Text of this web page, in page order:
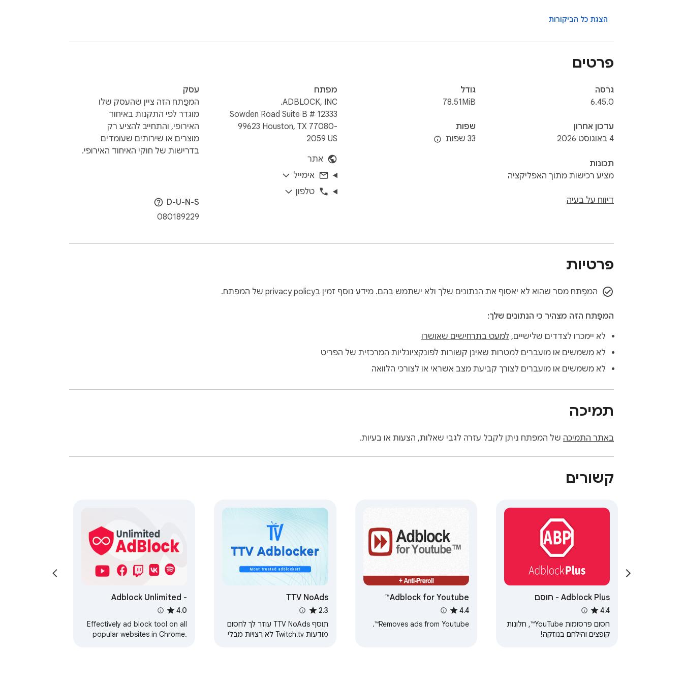
AdBlock for Chrome works automatically. Just click "Add to Chrome," then visit your favorite website and see the ads disappear! Choose to continue
AdBlock participates in the Acceptable Ads program, so unobtrusive ads are not blocked by default in order to support websites. We believe users
* The notice you see about having access to your history and website data is automatically generated because AdBlock runs on every tab. But it does
NOT actually monitor your browsing history or require your personal information to work properly.
הצגת כל הביקורות
פרטים
גרסה
6.45.0
עדכון אחרון
4 באוגוסט 2026
תכונות
מציע רכישות מתוך האפליקציה
דיווח על בעיה
גודל
78.51MiB
שפות
33 שפות
מפתח
ADBLOCK, INC.
12333 Sowden Road Suite B #
99623 Houston, TX 77080-
2059 US
אתר
אימייל
טלפון
עסק
המפַתח הזה ציין שהעסק שלו
מוגדר לפי התקנות באיחוד
האירופי, והתחייב להציע רק
מוצרים או שירותים שעומדים
בדרישות של חוקי האיחוד האירופי.
D-U-N-S
080189229
פרטיות
המפַתח מסר שהוא לא יאסוף את הנתונים שלך ולא ישתמש בהם. מידע נוסף זמין בprivacy policy של המפתח.
המפַתח הזה מצהיר כי הנתונים שלך:
לא יימכרו לצדדים שלישיים, למעט בתרחישים שאושרו
לא משמשים או מועברים למטרות שאינן קשורות לפונקציונליות המרכזית של הפריט
לא משמשים או מועברים לצורך קביעת מצב אשראי או לצורכי הלוואה
תמיכה
באתר התמיכה של המפתח ניתן לקבל עזרה לגבי שאלות, הצעות או בעיות.
קשורים
Adblock Plus - חוסם
פרסומות חינמי
4.4
חסום פרסומות YouTube™, חלונות
קופצים והילחם בנוזקה!
Adblock for Youtube™
4.4
Removes ads from Youtube™.
TTV NoAds
2.3
תוסף TTV NoAds עוזר לך לחסום
מודעות Twitch.tv לא רצויות מבלי
Adblock Unlimited -
Adblocker
4.0
Effectively ad block tool on all
popular websites in Chrome.